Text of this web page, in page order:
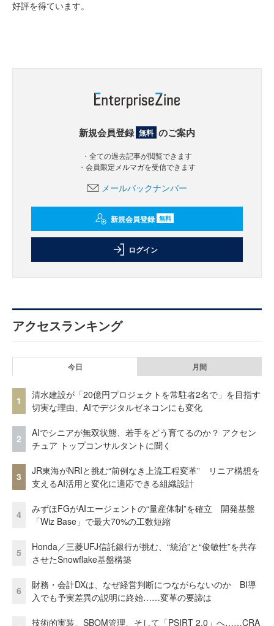
好評を得ています。
新規会員登録 無料 のご案内
・全ての過去記事が閲覧できます
・会員限定メルマガを受信できます
メールバックナンバー
新規会員登録 無料
ログイン
アクセスランキング
今日 月間
1
清水建設が「20億円プロジェクトを常駐者2名で」を目指す
切実な理由、AIでデジタルゼネコンにも変化
2
AIでシニアが無双状態、若手をどう育てるのか？ アクセン
チュア トップコンサルタントに聞く
3
JR東海がNRIと挑む“前例なき上流工程変革” リニア構想を
支えるAI活用と変化に適応できる組織設計
4
みずほFGがAIエージェントの“量産体制”を確立 開発基盤
「Wiz Base」で最大70%の工数短縮
5
Honda／三菱UFJ信託銀行が挑む、“統治”と“俊敏性”を共存
させたSnowflake基盤構築
6
財務・会計DXは、なぜ経営判断につながらないのか BI導
入でも予実差異の説明に終始……変革の要諦は
技術的実装、SBOM管理、そして「PSIRT 2.0」へ……CRA